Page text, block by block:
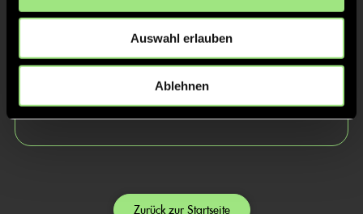
Auswahl erlauben
Ablehnen
Hasselmann
Zurück zur Startseite